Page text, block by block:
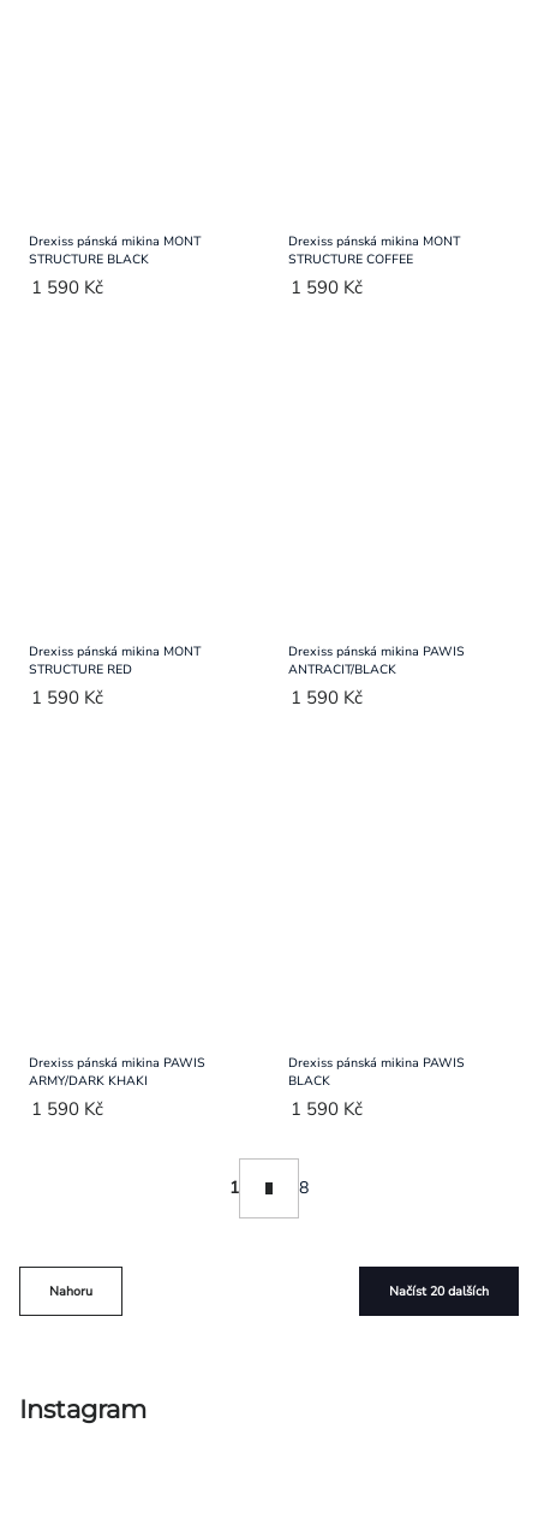
Drexiss pánská mikina MONT
STRUCTURE BLACK
1 590 Kč
Drexiss pánská mikina MONT
STRUCTURE COFFEE
1 590 Kč
Drexiss pánská mikina MONT
STRUCTURE RED
1 590 Kč
Drexiss pánská mikina PAWIS
ANTRACIT/BLACK
1 590 Kč
Drexiss pánská mikina PAWIS
ARMY/DARK KHAKI
1 590 Kč
Drexiss pánská mikina PAWIS
BLACK
1 590 Kč
Načíst 20 dalších
1 8
Nahoru
Instagram